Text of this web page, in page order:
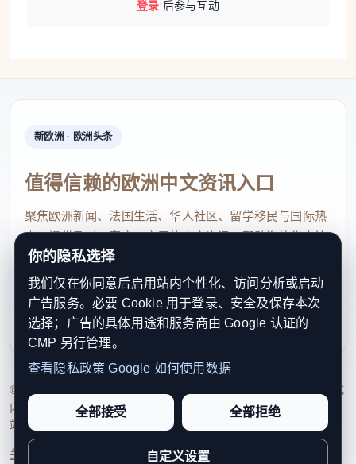
登录 后参与互动
新欧洲 · 欧洲头条
值得信赖的欧洲中文资讯入口
聚焦欧洲新闻、法国生活、华人社区、留学移民与国际热
点，提供及时、真实、实用的中文资讯，帮助海外华人快
速了解欧洲动态。
contact@xinouzhou.com
服务支持、版权与合作：工作日优先处理站务、投稿与权
利通知
© 2026 新欧洲·欧洲头条. All Rights Reserved. 本网站持续优化
内容透明度、联系方式与用户权利说明，以提升品牌信任感和
站点完整度。
关于我们 编辑规范日期归档隐私政策
你的隐私选择
我们仅在你同意后启用站内个性化、访问分析或启动
广告服务。必要 Cookie 用于登录、安全及保存本次
选择；广告的具体用途和服务商由 Google 认证的
CMP 另行管理。
查看隐私政策 Google 如何使用数据
全部接受 全部拒绝
自定义设置